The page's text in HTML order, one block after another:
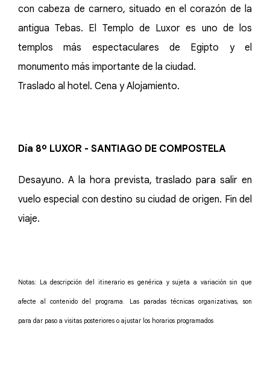
con cabeza de carnero, situado en el corazón de la
antigua Tebas. El Templo de Luxor es uno de los
templos más espectaculares de Egipto y el
monumento más importante de la ciudad.
Traslado al hotel. Cena y Alojamiento.
Día 8º LUXOR - SANTIAGO DE COMPOSTELA
Desayuno. A la hora prevista, traslado para salir en
vuelo especial con destino su ciudad de origen. Fin del
viaje.
Notas: La descripción del itinerario es genérica y sujeta a variación sin que
afecte al contenido del programa. Las paradas técnicas organizativas, son
para dar paso a visitas posteriores o ajustar los horarios programados